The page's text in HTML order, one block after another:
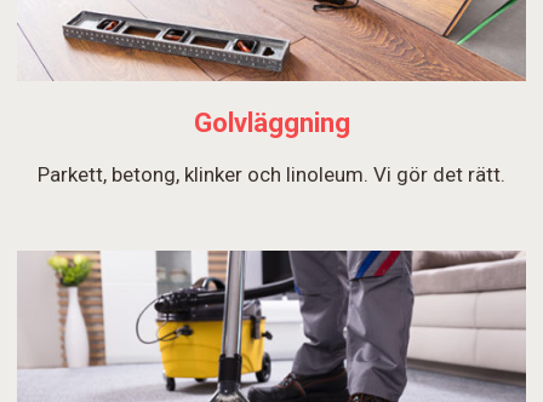
Golvläggning
Parkett, betong, klinker och linoleum. Vi gör det rätt.